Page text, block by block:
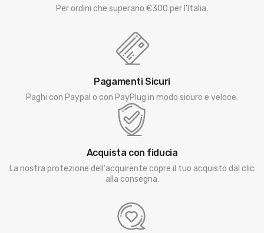
Per ordini che superano €300 per l'Italia.
Pagamenti Sicuri
Paghi con Paypal o con PayPlug in modo sicuro e veloce.
Acquista con fiducia
La nostra protezione dell'acquirente copre il tuo acquisto dal clic
alla consegna.